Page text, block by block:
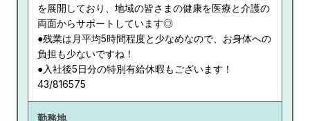
を展開しており、地域の皆さまの健康を医療と介護の
両面からサポートしています◎
●残業は月平均5時間程度と少なめなので、お身体への
負担も少ないですね！
●入社後5日分の特別有給休暇もございます！
43/816575
勤務地